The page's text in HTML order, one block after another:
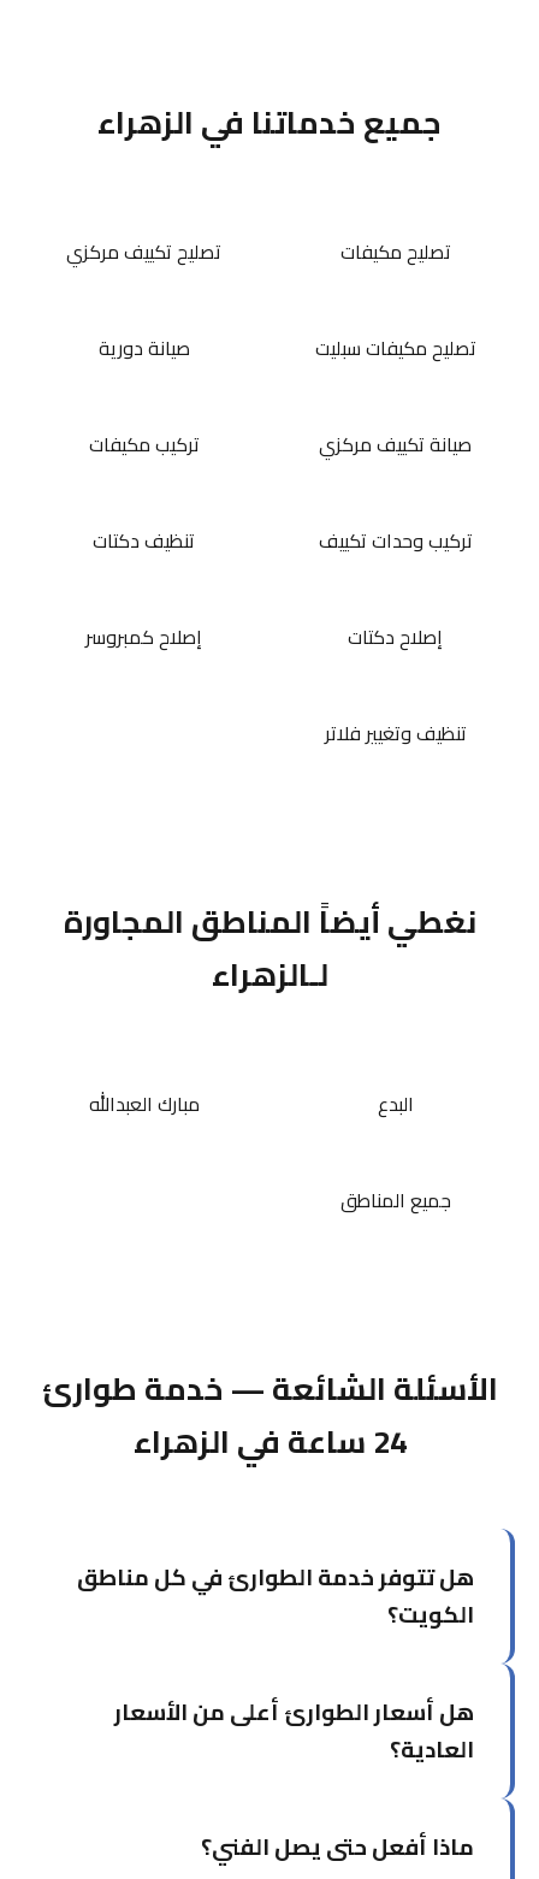
جميع خدماتنا في الزهراء
تصليح مكيفات تصليح تكييف مركزي
تصليح مكيفات سبليت صيانة دورية
صيانة تكييف مركزي تركيب مكيفات
تركيب وحدات تكييف تنظيف دكتات
إصلاح دكتات إصلاح كمبروسر
تنظيف وتغيير فلاتر
نغطي أيضاً المناطق المجاورة
لـالزهراء
البدع مبارك العبدالله
جميع المناطق
الأسئلة الشائعة — خدمة طوارئ
24 ساعة في الزهراء
هل تتوفر خدمة الطوارئ في كل مناطق
الكويت؟
وقت الوصول حسب البُعد عن مركزنا في حولي، لكننا
نسعى دائماً للوصول في أقل وقت ممكن.
هل أسعار الطوارئ أعلى من الأسعار
العادية؟
يُخبرك الفني بالتكلفة قبل بدء العمل.
ماذا أفعل حتى يصل الفني؟